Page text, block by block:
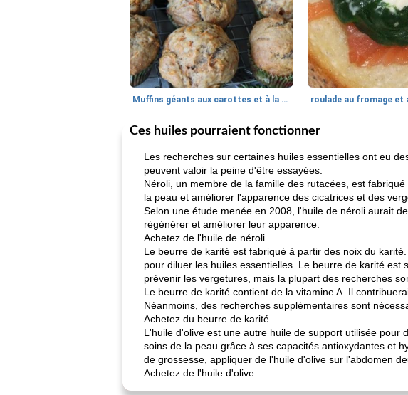
Muffins géants aux carottes et à la banane de Nif roulade au fromage et
Ces huiles pourraient fonctionner
Les recherches sur certaines huiles essentielles ont eu
peuvent valoir la peine d'être essayées.
Néroli, un membre de la famille des rutacées, est
la peau et améliorer l'apparence des cicatrices et des
Selon une étude menée en 2008, l'huile de néroli aurait
régénérer et améliorer leur apparence.
Achetez de l'huile de néroli.
Le beurre de karité est fabriqué à partir des noix du
pour diluer les huiles essentielles. Le beurre de karité
prévenir les vergetures, mais la plupart des recherches
Le beurre de karité contient de la vitamine A. Il
Néanmoins, des recherches supplémentaires sont
Achetez du beurre de karité.
L'huile d'olive est une autre huile de support utilisée pour
soins de la peau grâce à ses capacités antioxydantes et
de grossesse, appliquer de l'huile d'olive sur l'abdomen
Achetez de l'huile d'olive.